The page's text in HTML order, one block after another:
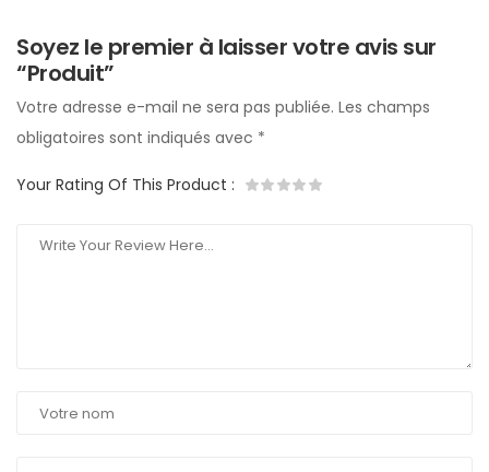
Soyez le premier à laisser votre avis sur
“Produit”
Votre adresse e-mail ne sera pas publiée. Les champs
obligatoires sont indiqués avec *
Your Rating Of This Product :